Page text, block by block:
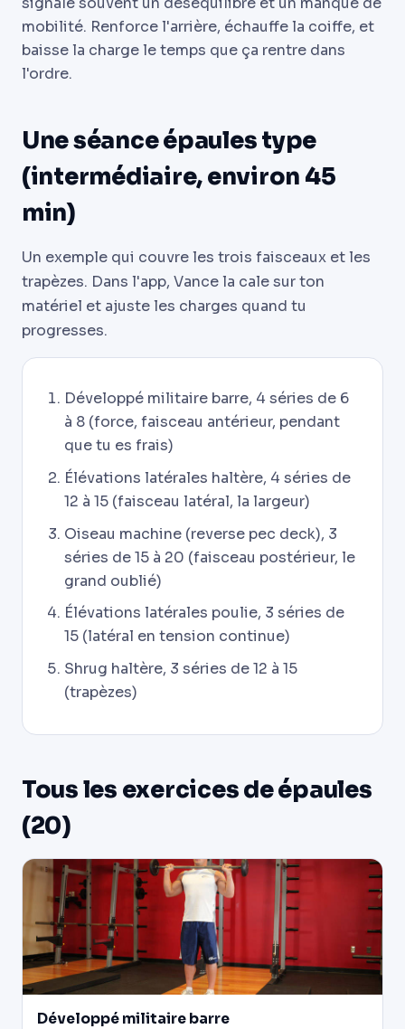
mobilité. Renforce l'arrière, échauffe la coiffe, et
baisse la charge le temps que ça rentre dans
l'ordre.
Une séance épaules type
(intermédiaire, environ 45
min)
Un exemple qui couvre les trois faisceaux et les
trapèzes. Dans l'app, Vance la cale sur ton
matériel et ajuste les charges quand tu
progresses.
Développé militaire barre, 4 séries de 6
à 8 (force, faisceau antérieur, pendant
que tu es frais)
Élévations latérales haltère, 4 séries de
12 à 15 (faisceau latéral, la largeur)
Oiseau machine (reverse pec deck), 3
séries de 15 à 20 (faisceau postérieur, le
grand oublié)
Élévations latérales poulie, 3 séries de
15 (latéral en tension continue)
Shrug haltère, 3 séries de 12 à 15
(trapèzes)
Tous les exercices de épaules
(20)
Développé militaire barre